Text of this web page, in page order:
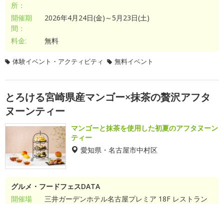
所：
開催期
間：
2026年4月24日(金)～5月23日(土)
料金: 無料
体験イベント・アクティビティ 無料イベント
とろける宮崎県産マンゴー×抹茶の贅沢アフタ
ヌーンティー
マンゴーと抹茶を使用した初夏のアフタヌーン
ティー
愛知県・名古屋市中村区
グルメ・フードフェスDATA
開催場
三井ガーデンホテル名古屋プレミア 18F レストラン